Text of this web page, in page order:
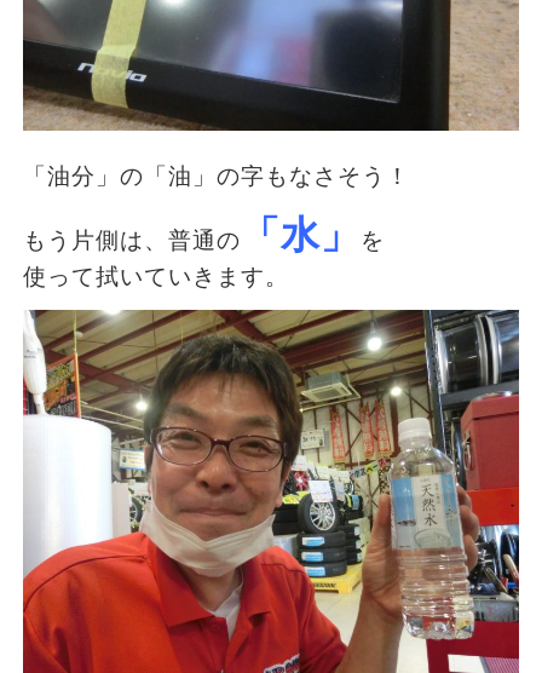
「油分」の「油」の字もなさそう！
もう片側は、普通の 「水」
を
使って拭いていきます。